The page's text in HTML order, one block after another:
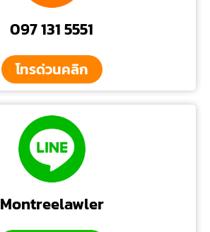
097 131 5551
โทรด่วนคลิก
Montreelawler